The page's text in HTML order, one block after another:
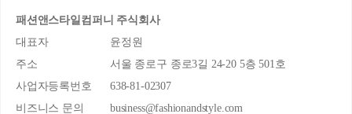
패션앤스타일컴퍼니 주식회사
대표자
윤정원
주소
서울 종로구 종로3길 24-20 5층 501호
사업자등록번호
638-81-02307
비즈니스 문의
business@fashionandstyle.com